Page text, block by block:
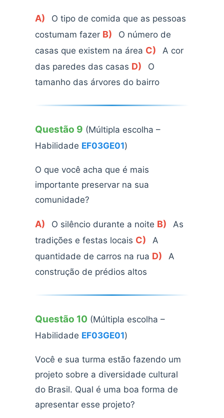
A)
O tipo de comida que as pessoas
costumam fazer B)
O número de
casas que existem na área C)
A cor
das paredes das casas D)
O
tamanho das árvores do bairro
Questão 9 (Múltipla escolha –
Habilidade EF03GE01)
O que você acha que é mais
importante preservar na sua
comunidade?
A) O silêncio durante a noite B)
As
tradições e festas locais C)
A
quantidade de carros na rua D)
A
construção de prédios altos
Questão 10 (Múltipla escolha –
Habilidade EF03GE01)
Você e sua turma estão fazendo um
projeto sobre a diversidade cultural
do Brasil. Qual é uma boa forma de
apresentar esse projeto?